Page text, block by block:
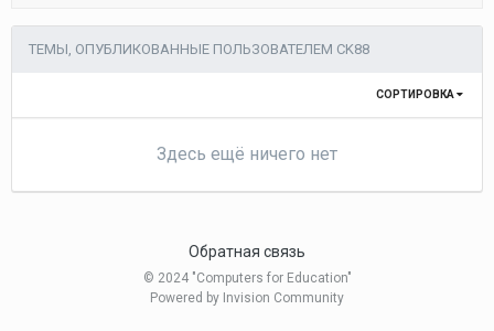
ТЕМЫ, ОПУБЛИКОВАННЫЕ ПОЛЬЗОВАТЕЛЕМ CK88
СОРТИРОВКА
Здесь ещё ничего нет
Обратная связь
© 2024 "Computers for Education"
Powered by Invision Community